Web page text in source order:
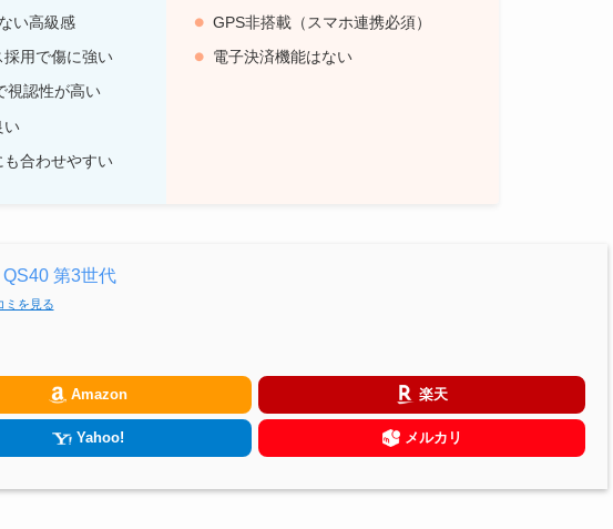
い高級感
用で傷に強い
視認性が高い
い
も合わせやすい
GPS非搭載（スマホ連携必須）
電子決済機能はない
第3世代
ミを見る
Amazon 楽天
Yahoo! メルカリ